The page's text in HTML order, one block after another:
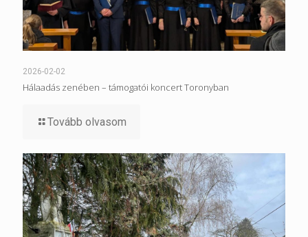
2026-02-02
Hálaadás zenében – támogatói koncert Toronyban
Tovább olvasom